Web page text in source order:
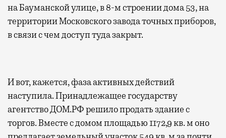
на Бауманской улице, в 8-м строении дома 53, на
территории Московского завода точных приборов,
в связи с чем доступ туда закрыт.
И вот, кажется, фаза активных действий
наступила. Принадлежащее государству
агентство ДОМ.РФ решило продать здание с
торгов. Вместе с домом площадью 1172,9 кв. м оно